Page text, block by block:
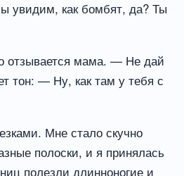
увидим, как бомбят, да? Ты
мама. — Не дай
тон: — Ну, как там у тебя с
Мне стало скучно
полоски, и я принялась
полезли длинноногие и